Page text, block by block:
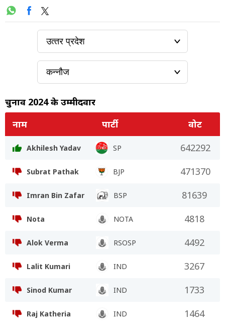
चुनाव 2024 के उम्मीदवार
नाम
पार्टी वोट
Akhilesh Yadav SP 642292
Subrat Pathak BJP 471370
Imran Bin Zafar BSP 81639
Nota NOTA 4818
Alok Verma RSOSP 4492
Lalit Kumari IND 3267
Sinod Kumar IND 1733
Raj Katheria IND 1464